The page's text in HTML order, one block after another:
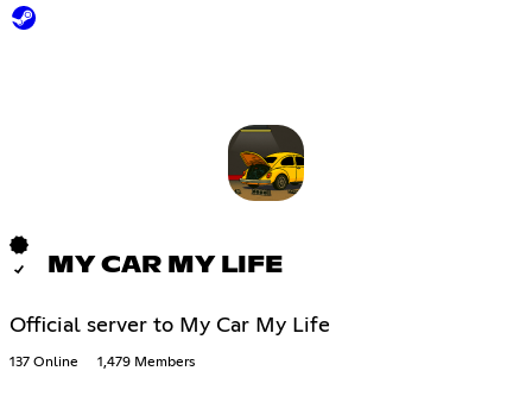
MY CAR MY LIFE
Official server to My Car My Life
137 Online 1,479 Members